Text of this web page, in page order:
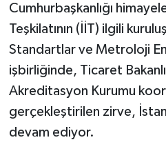
Cumhurbaşkanlığı
Teşkilatının (İİT) ilgili
Standartlar ve Metroloji
işbirliğinde, Ticaret
Akreditasyon Kurumu
gerçekleştirilen zirve,
devam ediyor.